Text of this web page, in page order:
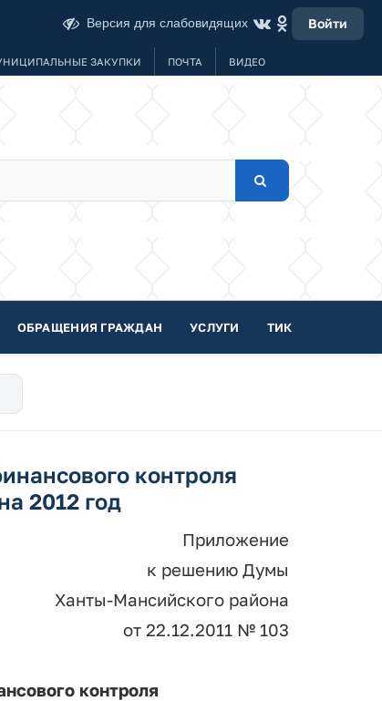
Версия для слабовидящих Войти
ЗАКУПКИ ПОЧТА ВИДЕО
ОБРАЩЕНИЯ ГРАЖДАН УСЛУГИ ТИК
контроля
2012 год
Приложение
к решению Думы
Ханты-Мансийского района
от 22.12.2011 № 103
контроля